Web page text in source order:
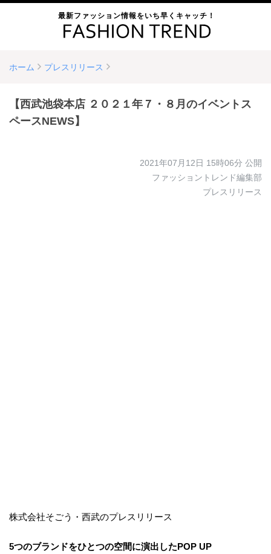
最新ファッション情報をいち早くキャッチ！
ホーム プレスリリース
【西武池袋本店 ２０２１年７・８月のイベントス
ペースNEWS】
2021年07月12日 15時06分 公開
ファッショントレンド編集部
プレスリリース
株式会社そごう・西武のプレスリリース
5つのブランドをひとつの空間に演出したPOP UP